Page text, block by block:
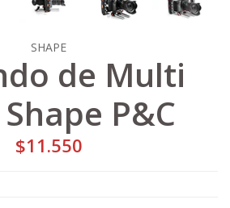
SHAPE
de Multi
P&C
$11.550